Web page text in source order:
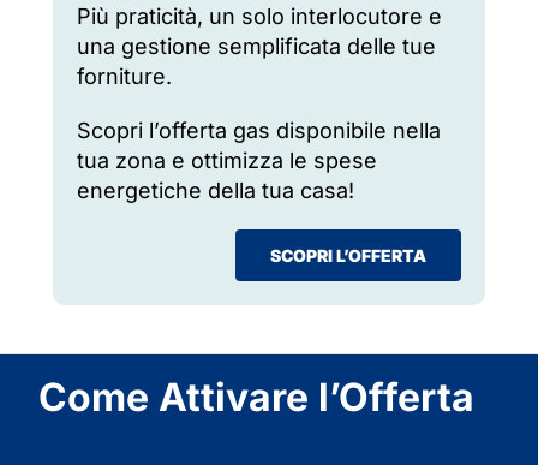
Più praticità, un solo interlocutore e
una gestione semplificata delle tue
forniture.
Scopri l’offerta gas disponibile nella
tua zona e ottimizza le spese
energetiche della tua casa!
SCOPRI L’OFFERTA
Come Attivare l’Offerta